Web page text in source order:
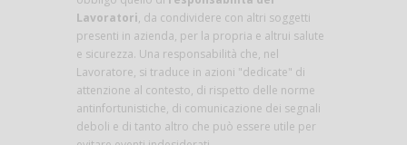
Lavoratori, da condividere con altri soggetti
presenti in azienda, per la propria e altrui salute
e sicurezza. Una responsabilità che, nel
Lavoratore, si traduce in azioni "dedicate" di
attenzione al contesto, di rispetto delle norme
antinfortunistiche, di comunicazione dei segnali
deboli e di tanto altro che può essere utile per